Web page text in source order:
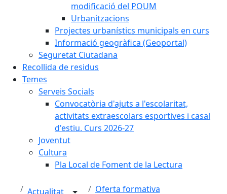
modificació del POUM
Urbanitzacions
Projectes urbanístics municipals en curs
Informació geogràfica (Geoportal)
Seguretat Ciutadana
Recollida de residus
Temes
Serveis Socials
Convocatòria d'ajuts a l'escolaritat,
activitats extraescolars esportives i casal
d'estiu. Curs 2026-27
Joventut
Cultura
Pla Local de Foment de la Lectura
Actualitat Oferta formativa